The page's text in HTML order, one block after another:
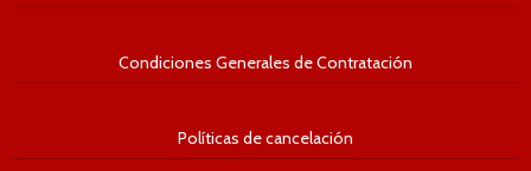
Condiciones Generales de Contratación
Políticas de cancelación